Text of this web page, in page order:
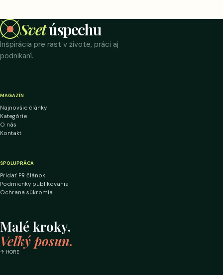
Svetúspechu
Inšpirácia pre rast v živote, práci aj
podnikaní.
MAGAZÍN
Najnovšie články
Kategórie
O nás
Kontakt
SPOLUPRÁCA
Pridať PR článok
Podmienky publikovania
Ochrana súkromia
Malé kroky.
Veľký posun.
↑ HORE